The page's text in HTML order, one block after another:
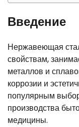
Введение
Нержавеющая
свойствам,
металлов и
коррозии и
популярным
производства
медицины.